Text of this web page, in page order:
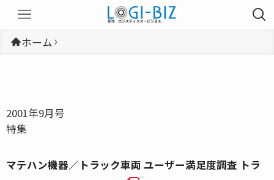
ホーム
2001年9月号
特集
マテハン機器／トラック車両 ユーザー満足度調査 トラ